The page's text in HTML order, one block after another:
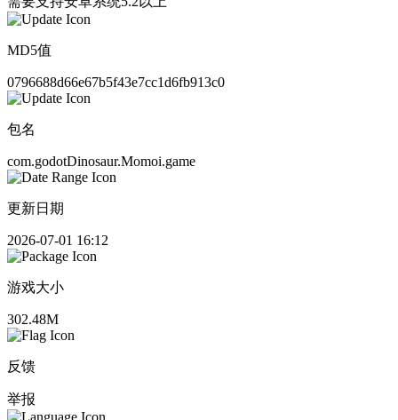
MD5值
0796688d66e67b5f43e7cc1d6fb913c0
包名
com.godotDinosaur.Momoi.game
更新日期
2026-07-01 16:12
游戏大小
302.48M
反馈
举报